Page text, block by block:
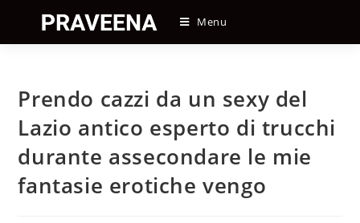
content
Menu
Prendo cazzi da un sexy del
Lazio antico esperto di trucchi
durante assecondare le mie
fantasie erotiche vengo